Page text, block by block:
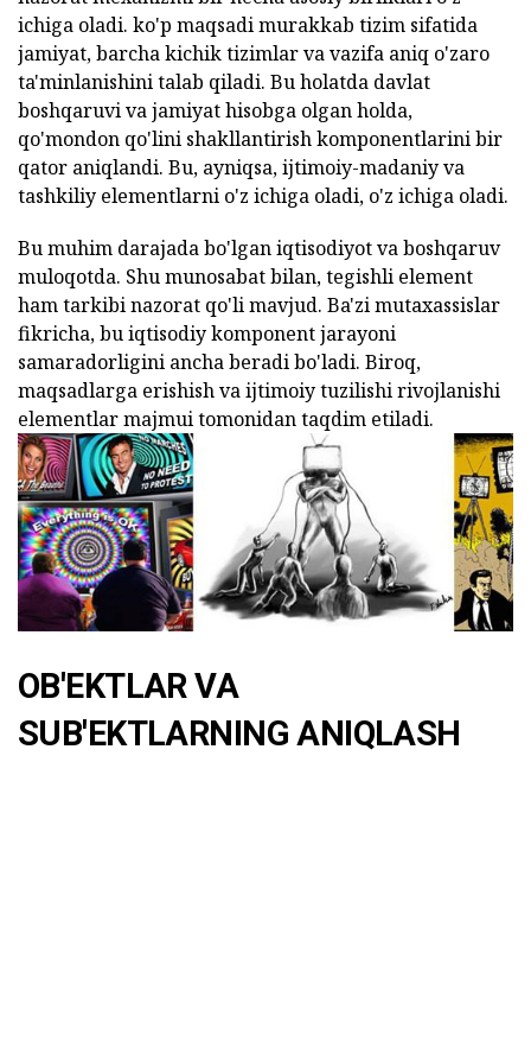
ichiga oladi. ko'p maqsadi murakkab tizim sifatida
jamiyat, barcha kichik tizimlar va vazifa aniq o'zaro
ta'minlanishini talab qiladi. Bu holatda davlat
boshqaruvi va jamiyat hisobga olgan holda,
qo'mondon qo'lini shakllantirish komponentlarini bir
qator aniqlandi. Bu, ayniqsa, ijtimoiy-madaniy va
tashkiliy elementlarni o'z ichiga oladi, o'z ichiga oladi.
Bu muhim darajada bo'lgan iqtisodiyot va boshqaruv
muloqotda. Shu munosabat bilan, tegishli element
ham tarkibi nazorat qo'li mavjud. Ba'zi mutaxassislar
fikricha, bu iqtisodiy komponent jarayoni
samaradorligini ancha beradi bo'ladi. Biroq,
maqsadlarga erishish va ijtimoiy tuzilishi rivojlanishi
elementlar majmui tomonidan taqdim etiladi.
OB'EKTLAR VA
SUB'EKTLARNING ANIQLASH